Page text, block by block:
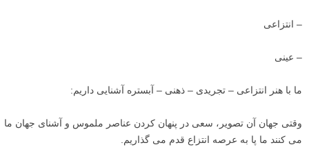
– انتزاعی
– عینی
ما با هنر انتزاعی – تجریدی – ذهنی – آبستره آشنایی داریم:
وقتی جهان آن تصویر، سعی در پنهان کردن عناصر ملموس و آشنای جهان ما
می کنند ما پا به عرصه انتزاع قدم می گذاریم.